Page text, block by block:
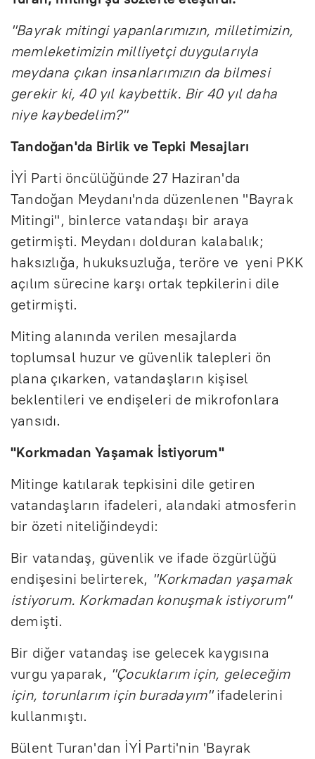
"Bayrak mitingi yapanlarımızın, milletimizin,
memleketimizin milliyetçi duygularıyla
meydana çıkan insanlarımızın da bilmesi
gerekir ki, 40 yıl kaybettik. Bir 40 yıl daha
niye kaybedelim?"
Tandoğan'da Birlik ve Tepki Mesajları
İYİ Parti öncülüğünde 27 Haziran'da
Tandoğan Meydanı'nda düzenlenen "Bayrak
Mitingi", binlerce vatandaşı bir araya
getirmişti. Meydanı dolduran kalabalık;
haksızlığa, hukuksuzluğa, teröre ve yeni PKK
açılım sürecine karşı ortak tepkilerini dile
getirmişti.
Miting alanında verilen mesajlarda
toplumsal huzur ve güvenlik talepleri ön
plana çıkarken, vatandaşların kişisel
beklentileri ve endişeleri de mikrofonlara
yansıdı.
"Korkmadan Yaşamak İstiyorum"
Mitinge katılarak tepkisini dile getiren
vatandaşların ifadeleri, alandaki atmosferin
bir özeti niteliğindeydi:
Bir vatandaş, güvenlik ve ifade özgürlüğü
endişesini belirterek, "Korkmadan yaşamak
istiyorum. Korkmadan konuşmak istiyorum"
demişti.
Bir diğer vatandaş ise gelecek kaygısına
vurgu yaparak, "Çocuklarım için, geleceğim
için, torunlarım için buradayım"ifadelerini
kullanmıştı.
Bülent Turan'dan İYİ Parti'nin 'Bayrak